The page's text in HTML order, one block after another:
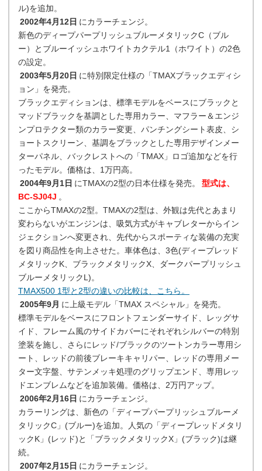
ル)を追加。
2002年4月12日 にカラーチェンジ。
新色のディープパープリッシュブルーメタリックC（ブル
ー）とブルーイッシュホワイトカクテル1（ホワイト）の2色
の設定。
2003年5月20日 に特別限定仕様の「TMAXブラックエディシ
ョン」を発売。
ブラックエディションは、標準モデルをベースにブラックと
マッドブラックを基調とした専用カラー、マフラー＆エンジ
ンプロテクター類のカラー変更、パンチングシート表皮、シ
ョートスクリーン、基調をブラックとした専用デザインメー
ターパネル、バックレストへの「TMAX」ロゴ追加などを行
ったモデル。価格は、1万円高。
2004年9月1日 にTMAXの2型の日本仕様を発売。
型式は、
BC-SJ04J 。
ここからTMAXの2型。TMAXの2型は、外観は先代とあまり
変わらないがエンジンは、吸気方式がキャブレターからイン
ジェクションへ変更され、先代からスポーティな装備の充実
を図り商品性を向上させた。車体色は、3色(ディープレッド
メタリックK、ブラックメタリックX、ダークパープリッシュ
ブルーメタリックL)。
TMAX500 1型と2型の違いの比較は、こちら。
2005年9月 に上級モデル「TMAX スペシャル」を発売。
標準モデルをベースにフロントフェンダーサイド、レッグサ
イド、フレーム風のサイドカバーにそれぞれシルバーの特別
塗装を施し、さらにレッド/ブラックのツートンカラー専用シ
ート、レッドの前後ブレーキキャリパー、レッドの専用メー
ター文字盤、サテンメッキ処理のグリップエンド、専用レッ
ドエンブレムなどを追加装備。価格は、2万円アップ。
2006年2月16日 にカラーチェンジ。
カラーリングは、新色の「ディープパープリッシュブルーメ
タリックC」(ブルー)を追加。人気の「ディープレッドメタリ
ックK」(レッド)と「ブラックメタリックX」(ブラック)は継
続。
2007年2月15日 にカラーチェンジ。